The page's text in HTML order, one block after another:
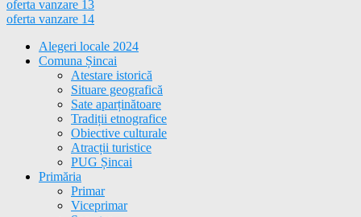
oferta vanzare 13
oferta vanzare 14
Alegeri locale 2024
Comuna Șincai
Atestare istorică
Situare geografică
Sate aparținătoare
Tradiții etnografice
Obiective culturale
Atracții turistice
PUG Șincai
Primăria
Primar
Viceprimar